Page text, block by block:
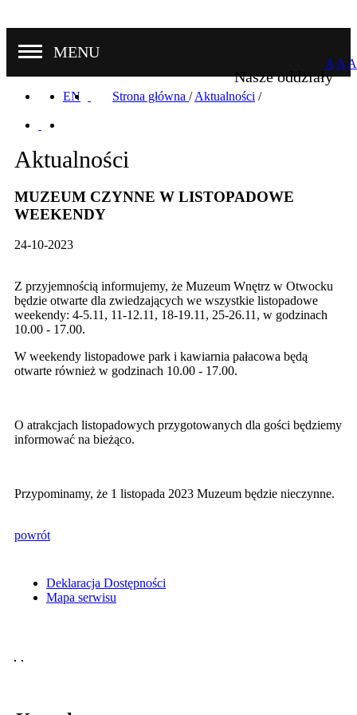
Nasze oddziały
MENU
A A A
EN Strona główna / Aktualności /
Aktualności
MUZEUM CZYNNE W LISTOPADOWE
WEEKENDY
24-10-2023
Z przyjemnością informujemy, że Muzeum Wnętrz w Otwocku
będzie otwarte dla zwiedzających we wszystkie listopadowe
weekendy: 4-5.11, 11-12.11, 18-19.11, 25-26.11, w godzinach
10.00 - 17.00.
W weekendy listopadowe park i kawiarnia pałacowa będą
otwarte również w godzinach 10.00 - 17.00.
O atrakcjach listopadowych przygotowanych dla gości będziemy
informować na bieżąco.
Przypominamy, że 1 listopada 2023 Muzeum będzie nieczynne.
powrót
Deklaracja Dostępności
Mapa serwisu